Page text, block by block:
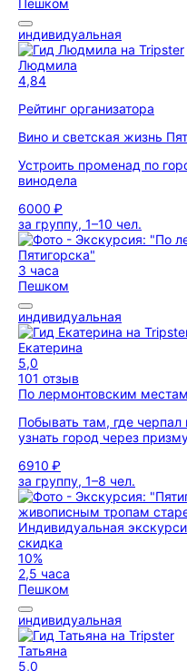
Пешком
индивидуальная
Людмила
4,84
Рейтинг организатора
Вино и светская жизнь
Устроить променад по
винодела
6000 ₽
за группу, 1–10 чел.
3 часа
Пешком
индивидуальная
Екатерина
5,0
101 отзыв
По лермонтовским
Побывать там, где черпал
узнать город через
6910 ₽
за группу, 1–8 чел.
скидка
10%
2,5 часа
Пешком
индивидуальная
Татьяна
5,0